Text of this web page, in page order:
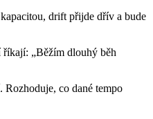
drift přijde dřív a bude
říkají: „Běžím dlouhý běh
Rozhoduje, co dané tempo